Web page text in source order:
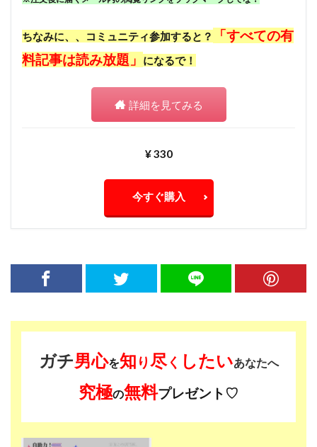
ちなみに、、コミュニティ参加すると？
「すべての有
料記事は読み放題」
になるで！
詳細を見てみる
¥ 330
今すぐ購入
ガチ男心を知 り尽く したいあなたへ
究極の無料プレゼント♡